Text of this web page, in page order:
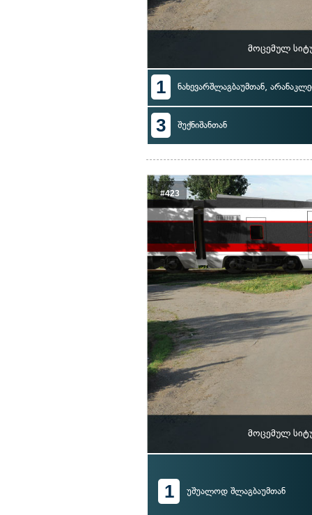
მოცემულ
1 ნახევარშლაგბაუმთან,
3 შუქნიშანთან
#423
მოცემულ
1 უშუალოდ შლაგბაუმთან